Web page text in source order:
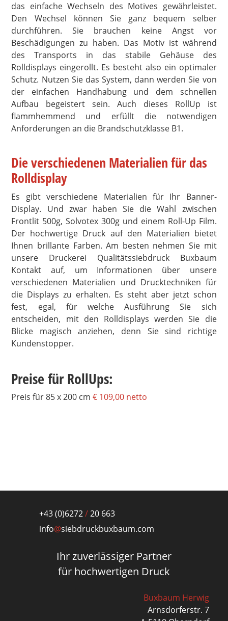
das einfache Wechseln des Motives gewährleistet.
Den Wechsel können Sie ganz bequem selber
durchführen. Sie brauchen keine Angst vor
Beschädigungen zu haben. Das Motiv ist während
des Transports in das stabile Gehäuse des
Rolldisplays eingerollt. Es besteht also ein optimaler
Schutz. Nutzen Sie das System, dann werden Sie von
der einfachen Handhabung und dem schnellen
Aufbau begeistert sein. Auch dieses RollUp ist
flammhemmend und erfüllt die notwendigen
Anforderungen an die Brandschutzklasse B1.
Die verschiedenen Materialien für das
Rolldisplay
Es gibt verschiedene Materialien für Ihr Banner-
Display. Und zwar haben Sie die Wahl zwischen
Frontlit 500g, Solvotex 300g und einem Roll-Up Film.
Der hochwertige Druck auf den Materialien bietet
Ihnen brillante Farben. Am besten nehmen Sie mit
unsere Druckerei Qualitätssiebdruck Buxbaum
Kontakt auf, um Informationen über unsere
verschiedenen Materialien und Drucktechniken für
die Displays zu erhalten. Es steht aber jetzt schon
fest, egal, für welche Ausführung Sie sich
entscheiden, mit den Rolldisplays werden Sie die
Blicke magisch anziehen, denn Sie sind richtige
Kundenstopper.
Preise für RollUps:
Preis für 85 x 200 cm € 109,00 netto
+43 (0)6272/20 663
info@siebdruckbuxbaum.com
Ihr zuverlässiger Partner
für hochwertigen Druck
Buxbaum Herwig
Arnsdorferstr. 7